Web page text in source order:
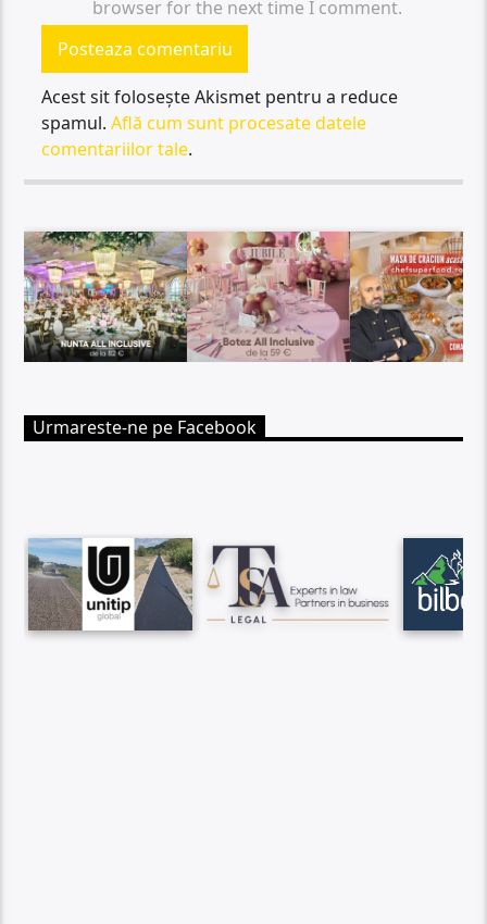
browser for the next time I comment.
Acest sit folosește Akismet pentru a reduce
spamul.Află cum sunt procesate datele
comentariilor tale.
Urmareste-ne pe Facebook